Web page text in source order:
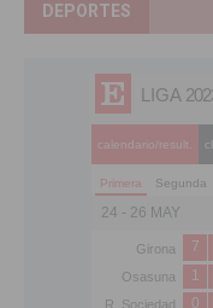
DEPORTES